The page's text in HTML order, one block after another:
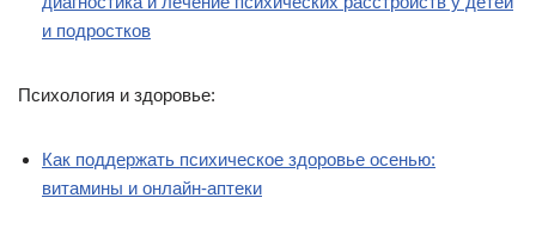
и подростков
Психология и здоровье:
Как поддержать психическое здоровье осенью:
витамины и онлайн-аптеки